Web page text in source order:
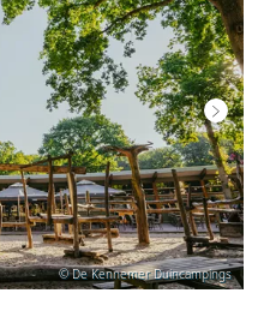
© De Kennemer Duincampings